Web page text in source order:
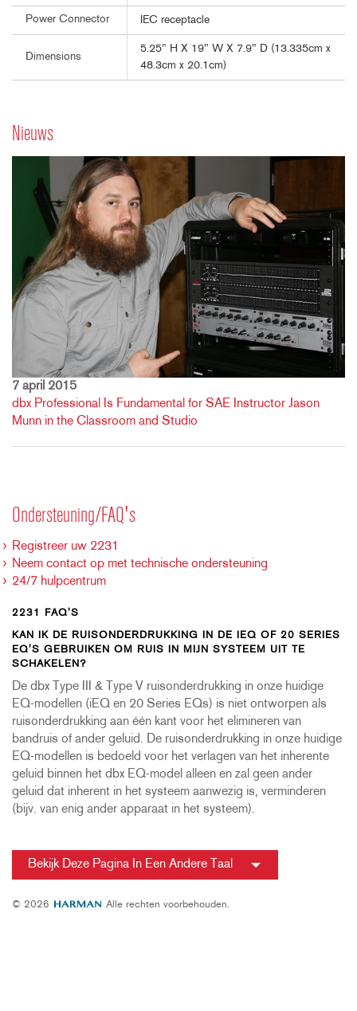
Power Connector IEC receptacle
Dimensions
5.25" H X 19" W X 7.9" D (13.335cm x
48.3cm x 20.1cm)
Nieuws
7 april 2015
dbx Professional Is Fundamental for SAE Instructor Jason
Munn in the Classroom and Studio
Ondersteuning/FAQ's
Registreer uw 2231
Neem contact op met technische ondersteuning
24/7 hulpcentrum
2231 FAQ'S
KAN IK DE RUISONDERDRUKKING IN DE IEQ OF 20 SERIES
EQ'S GEBRUIKEN OM RUIS IN MIJN SYSTEEM UIT TE
SCHAKELEN?
De dbx Type III & Type V ruisonderdrukking in onze huidige
EQ-modellen (iEQ en 20 Series EQs) is niet ontworpen als
ruisonderdrukking aan één kant voor het elimineren van
bandruis of ander geluid. De ruisonderdrukking in onze huidige
EQ-modellen is bedoeld voor het verlagen van het inherente
geluid binnen het dbx EQ-model alleen en zal geen ander
geluid dat inherent in het systeem aanwezig is, verminderen
(bijv. van enig ander apparaat in het systeem).
Bekijk Deze Pagina In Een Andere Taal
© 2026 Alle rechten voorbehouden.